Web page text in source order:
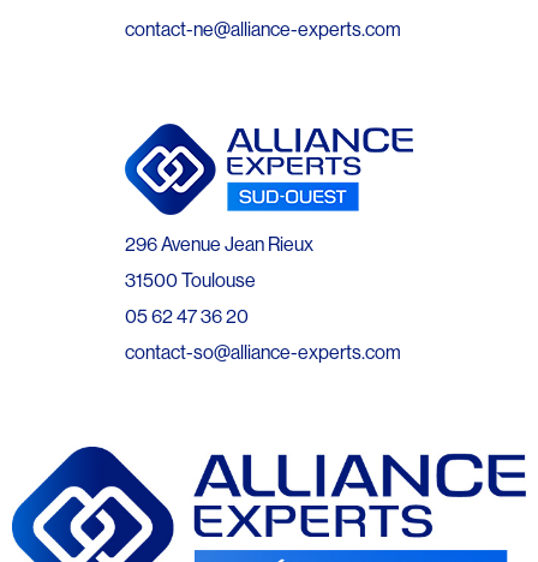
contact-ne@alliance-experts.com
296 Avenue Jean Rieux
31500 Toulouse
05 62 47 36 20
contact-so@alliance-experts.com